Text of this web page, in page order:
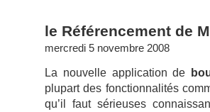
le Référencement de
mercredi 5 novembre 2008
La nouvelle application de
plupart des fonctionnalités
qu’il faut sérieuses